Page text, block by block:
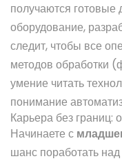
получаются готовые
оборудование,
следит, чтобы все
методов обработки
умение читать
понимание
Карьера без границ:
Начинаете с
шанс поработать